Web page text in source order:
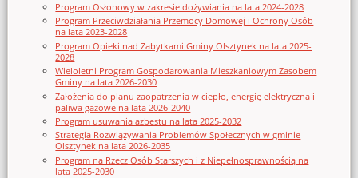
Program Osłonowy w zakresie dożywiania na lata 2024-2028
Program Przeciwdziałania Przemocy Domowej i Ochrony Osób
na lata 2023-2028
Program Opieki nad Zabytkami Gminy Olsztynek na lata 2025-
2028
Wieloletni Program Gospodarowania Mieszkaniowym Zasobem
Gminy na lata 2026-2030
Założenia do planu zaopatrzenia w ciepło, energię elektryczna i
paliwa gazowe na lata 2026-2040
Program usuwania azbestu na lata 2025-2032
Strategia Rozwiązywania Problemów Społecznych w gminie
Olsztynek na lata 2026-2035
Program na Rzecz Osób Starszych i z Niepełnosprawnością na
lata 2025-2030